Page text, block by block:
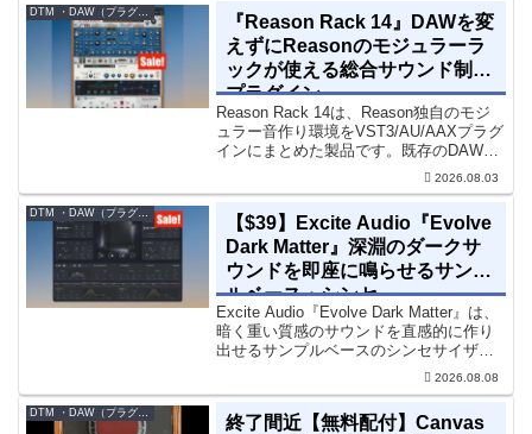
DTM ・DAW（プラグイン、シンセなど）のセール情報
『Reason Rack 14』DAWを変
えずにReasonのモジュラーラ
ックが使える総合サウンド制作
プラグイン
Reason Rack 14は、Reason独自のモジ
ュラー音作り環境をVST3/AU/AAXプラグ
インにまとめた製品です。既存のDAWを
乗り換えることなく、68種類のシンセや
エフェクト、CV配線をそのままトラック
2026.08.03
【$39】Excite Audio『Evolve
Dark Matter』深淵のダークサ
ウンドを即座に鳴らせるサンプ
ルベース・シンセ
Excite Audio『Evolve Dark Matter』は、
暗く重い質感のサウンドを直感的に作り
出せるサンプルベースのシンセサイザー
です。ダークD&Bやアトモスフェリッ
2026.08.08
終了間近【無料配付】Canvas